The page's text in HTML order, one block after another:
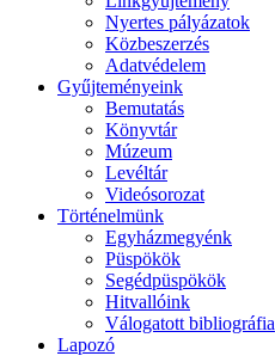
Nyertes pályázatok
Közbeszerzés
Adatvédelem
Gyűjteményeink
Bemutatás
Könyvtár
Múzeum
Levéltár
Videósorozat
Történelmünk
Egyházmegyénk
Püspökök
Segédpüspökök
Hitvallóink
Válogatott bibliográfia
Lapozó